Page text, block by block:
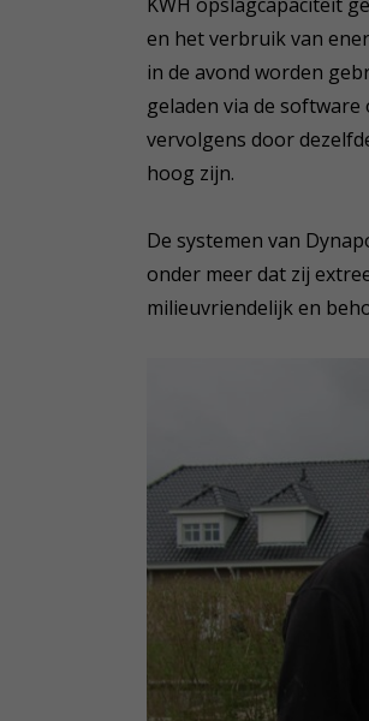
en het verbruik van
in de avond worden
geladen via de
vervolgens door
hoog zijn.
De systemen van
onder meer dat zij
milieuvriendelijk en